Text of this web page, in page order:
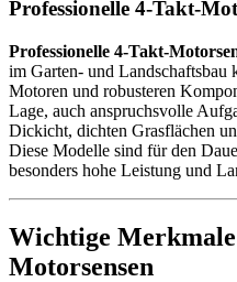
Professionelle 4-Takt-
Professionelle 4-Takt-
im Garten- und Landschaftsbau
Motoren und robusteren
Lage, auch anspruchsvolle
Dickicht, dichten Grasflächen
Diese Modelle sind für den
besonders hohe Leistung und
Wichtige
Motorsensen